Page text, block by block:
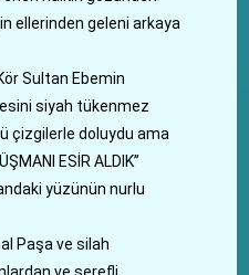
ellerinden geleni arkaya
Sultan Ebemin
siyah tükenmez
çizgilerle doluydu ama
ESİR ALDIK”
yüzünün nurlu
Paşa ve silah